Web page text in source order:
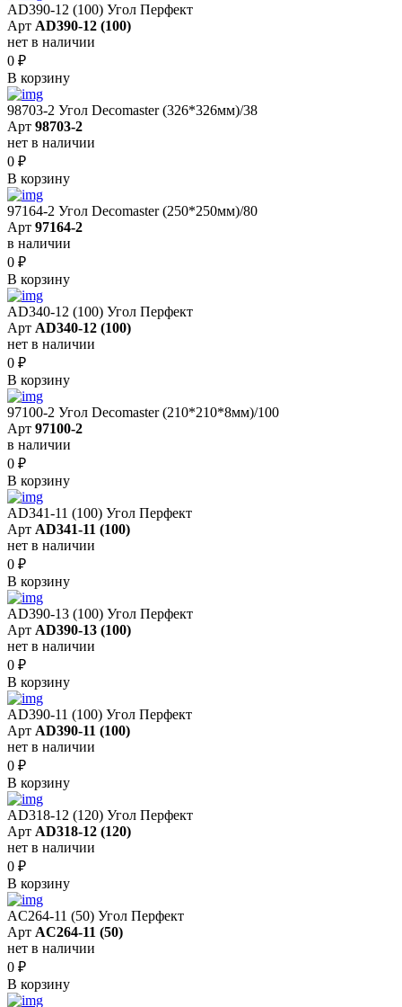
AD390-12 (100) Угол Перфект
Арт AD390-12 (100)
нет в наличии
0 ₽
В корзину
98703-2 Угол Decomaster (326*326мм)/38
Арт 98703-2
нет в наличии
0 ₽
В корзину
97164-2 Угол Decomaster (250*250мм)/80
Арт 97164-2
в наличии
0 ₽
В корзину
AD340-12 (100) Угол Перфект
Арт AD340-12 (100)
нет в наличии
0 ₽
В корзину
97100-2 Угол Decomaster (210*210*8мм)/100
Арт 97100-2
в наличии
0 ₽
В корзину
AD341-11 (100) Угол Перфект
Арт AD341-11 (100)
нет в наличии
0 ₽
В корзину
AD390-13 (100) Угол Перфект
Арт AD390-13 (100)
нет в наличии
0 ₽
В корзину
AD390-11 (100) Угол Перфект
Арт AD390-11 (100)
нет в наличии
0 ₽
В корзину
AD318-12 (120) Угол Перфект
Арт AD318-12 (120)
нет в наличии
0 ₽
В корзину
AC264-11 (50) Угол Перфект
Арт AC264-11 (50)
нет в наличии
0 ₽
В корзину